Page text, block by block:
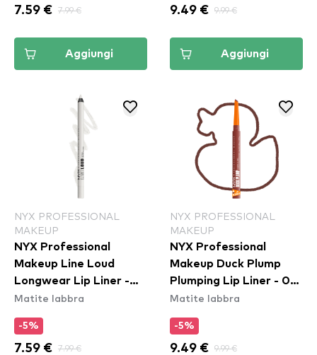
7.59 € 7.99 €
Aggiungi
9.49 € 9.99 €
Aggiungi
NYX PROFESSIONAL
MAKEUP
NYX Professional
Makeup Line Loud
Longwear Lip Liner -
Gimme Drama
Matite labbra
-5%
7.59 € 7.99 €
NYX PROFESSIONAL
MAKEUP
NYX Professional
Makeup Duck Plump
Plumping Lip Liner - 07
Swollen Spice
Matite labbra
-5%
9.49 € 9.99 €